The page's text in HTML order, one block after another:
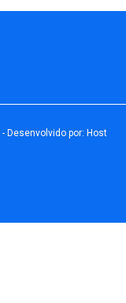
- Desenvolvido por: Host